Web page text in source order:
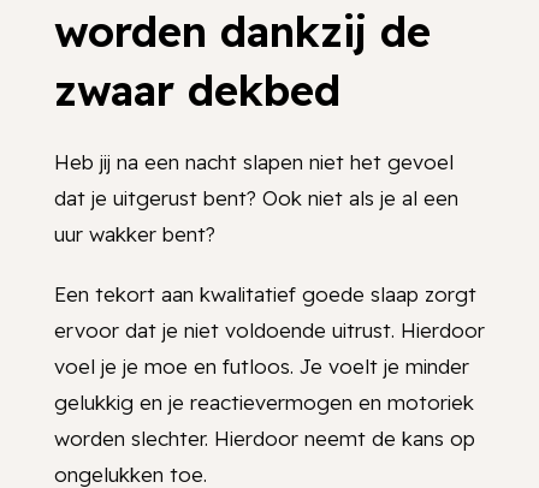
worden dankzij de
zwaar dekbed
Heb jij na een nacht slapen niet het gevoel
dat je uitgerust bent? Ook niet als je al een
uur wakker bent?
Een tekort aan kwalitatief goede slaap zorgt
ervoor dat je niet voldoende uitrust. Hierdoor
voel je je moe en futloos. Je voelt je minder
gelukkig en je reactievermogen en motoriek
worden slechter. Hierdoor neemt de kans op
ongelukken toe.